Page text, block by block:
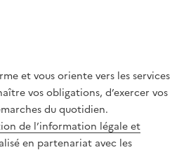
et vous oriente vers les services
vos obligations, d’exercer vos
du quotidien.
de l’information légale et
en partenariat avec les